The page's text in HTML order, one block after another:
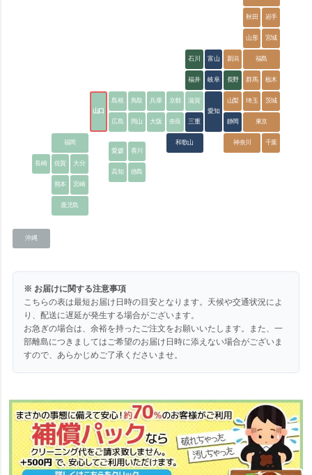
秋田 岩手
山形 宮城
福島
新潟
群馬 栃木
埼玉 茨城
東京
神奈川 千葉
山梨
石川
福井 長野
富山
岐阜
愛知
静岡
三重
和歌山
山口
島根 鳥取
広島 岡山
兵庫 京都 滋賀
大阪 奈良
香川
愛媛
徳島
高知
福岡
佐賀 大分
熊本
長崎
宮崎
鹿児島
沖縄
※ お届けに関する注意事項
こちらの表は最短お届け日時の目安となります。天候や交通状況によ
り、配送に遅延が発生する場合がございます。
お急ぎの場合は、余裕を持ったご注文をお願いいたします。また、一
部離島につきましてはご希望のお届け日時に添えない場合がございま
すので、あらかじめご了承くださいませ。